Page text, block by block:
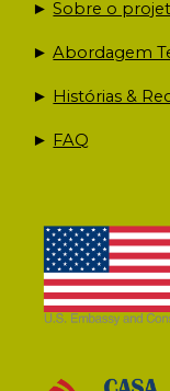
►Sobre o
►Abordagem
► Histórias &
► FAQ